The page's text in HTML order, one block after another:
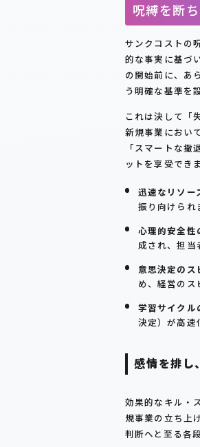
呪縛を断
サンクコストの
的な事実に基づ
の開始前に、あ
う明確な基準を
これは決して「
新規事業におい
「スマートな
ットを享受できま
迅速なリソー
振り向けられ
心理的安全性
成され、担当
意思決定のス
め、経営のス
学習サイクル
決定）が高速
感情を排し
効果的なキル・
規事業の立ち上
判断へと至る各